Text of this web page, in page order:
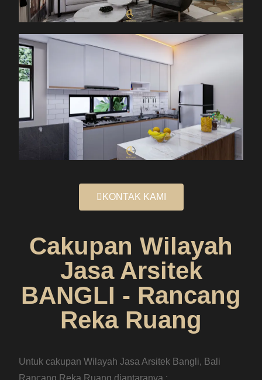
KONTAK KAMI
Cakupan Wilayah
Jasa Arsitek
BANGLI - Rancang
Reka Ruang
Untuk cakupan Wilayah Jasa Arsitek Bangli, Bali